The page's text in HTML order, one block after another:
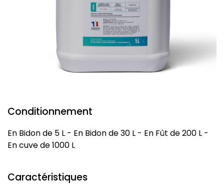
Conditionnement
En Bidon de 5 L - En Bidon de 30 L - En Fût de 200 L -
En cuve de 1000 L
Caractéristiques